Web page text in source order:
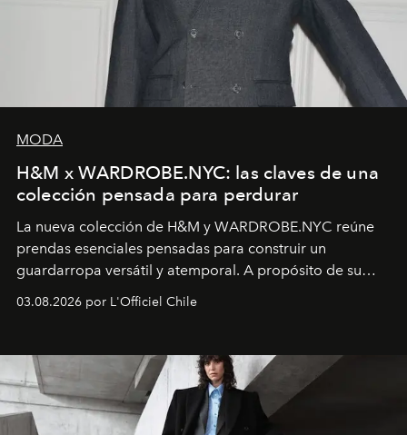
MODA
H&M x WARDROBE.NYC: las claves de una
colección pensada para perdurar
La nueva colección de H&M y WARDROBE.NYC reúne
prendas esenciales pensadas para construir un
guardarropa versátil y atemporal. A propósito de su
lanzamiento, los fundadores de la firma neoyorquina y
la asesora creativa y jefa de diseño global de la marca
y la filosofía detrás de la propuesta.
03.08.2026 por L'Officiel Chile